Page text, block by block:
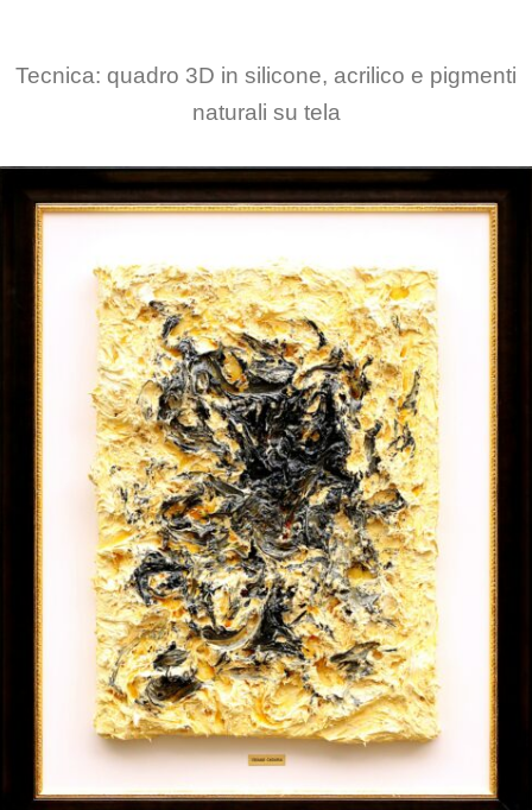
Tecnica: quadro 3D in silicone, acrilico e pigmenti
naturali su tela